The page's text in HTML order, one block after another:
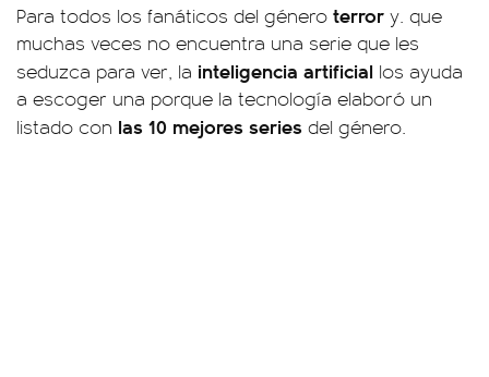
Para todos los fanáticos del género terror y. que
muchas veces no encuentra una serie que les
seduzca para ver, la inteligencia artificial los ayuda
a escoger una porque la tecnología elaboró un
listado con las 10 mejores series del género.